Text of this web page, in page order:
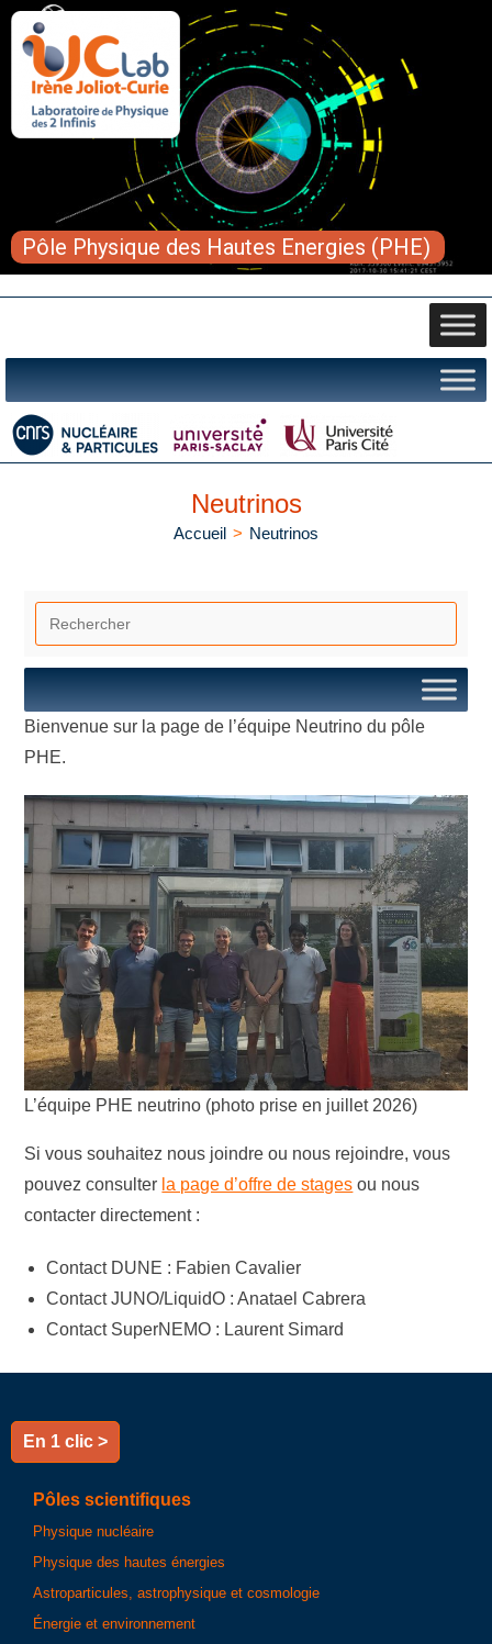
Pôle Physique des Hautes Energies (PHE)
Neutrinos
Accueil > Neutrinos
Bienvenue sur la page de l’équipe Neutrino du pôle
PHE.
L’équipe PHE neutrino (photo prise en juillet 2026)
Si vous souhaitez nous joindre ou nous rejoindre, vous
pouvez consulter la page d’offre de stages ou nous
contacter directement :
Contact DUNE : Fabien Cavalier
Contact JUNO/LiquidO : Anatael Cabrera
Contact SuperNEMO : Laurent Simard
En 1 clic >
Pôles scientifiques
Physique nucléaire
Physique des hautes énergies
Astroparticules, astrophysique et cosmologie
Énergie et environnement